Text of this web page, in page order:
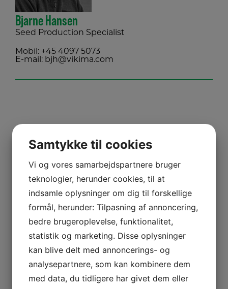
Bjarne Hansen
Seed Production Specialist
Mobil: +45 4097 5073
E-mail: bjh@vikima.com
Poul Nyvang Andersen
Seed Production Specialist
E-mail:pna@vikima.com
Samtykke til cookies
Vi og vores samarbejdspartnere bruger
teknologier, herunder cookies, til at
indsamle oplysninger om dig til forskellige
formål, herunder: Tilpasning af annoncering,
bedre brugeroplevelse, funktionalitet,
statistik og marketing. Disse oplysninger
kan blive delt med annoncerings- og
analysepartnere, som kan kombinere dem
med data, du tidligere har givet dem eller